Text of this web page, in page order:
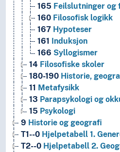
165 Feilslutninger og
160 Filosofisk logikk
167 Hypoteser
161
Induksjon
166 Syllogismer
14 Filosofiske skoler
180-190 Historie,
11 Metafysikk
13 Parapsykologi og
15 Psykologi
9 Historie og geografi
T1--0 Hjelpetabell 1.
T2--0 Hjelpetabell 2.